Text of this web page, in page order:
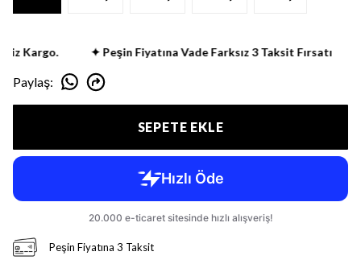
Kargo. ✦ Peşin Fiyatına Vade Farksız 3 Taksit Fırsatı
Paylaş:
SEPETE EKLE
Peşin Fiyatına 3 Taksit